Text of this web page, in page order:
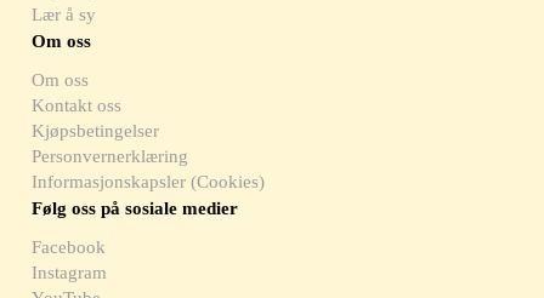
Lær å sy
Om oss
Om oss
Kontakt oss
Kjøpsbetingelser
Personvernerklæring
Informasjonskapsler (Cookies)
Følg oss på sosiale medier
Facebook
Instagram